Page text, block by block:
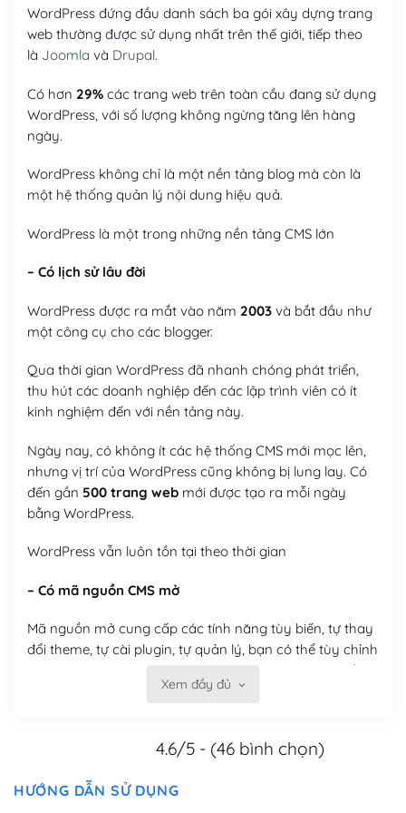
WordPress đứng đầu danh sách ba gói xây dựng trang
web thường được sử dụng nhất trên thế giới, tiếp theo
là Joomla và Drupal.
Có hơn 29%các trang web trên toàn cầu đang sử dụng
WordPress, với số lượng không ngừng tăng lên hàng
ngày.
WordPress không chỉ là một nền tảng blog mà còn là
một hệ thống quản lý nội dung hiệu quả.
WordPress là một trong những nền tảng CMS lớn
– Có lịch sử lâu đời
WordPress được ra mắt vào năm 2003và bắt đầu như
một công cụ cho các blogger.
Qua thời gian WordPress đã nhanh chóng phát triển,
thu hút các doanh nghiệp đến các lập trình viên có ít
kinh nghiệm đến với nền tảng này.
Ngày nay, có không ít các hệ thống CMS mới mọc lên,
nhưng vị trí của WordPress cũng không bị lung lay. Có
đến gần 500 trang webmới được tạo ra mỗi ngày
bằng WordPress.
WordPress vẫn luôn tồn tại theo thời gian
– Có mã nguồn CMS mở
Mã nguồn mở cung cấp các tính năng tùy biến, tự thay
đổi theme, tự cài plugin, tự quản lý, bạn có thể tùy chỉnh
nó theo ý bạn mà không phải sử dụng dịch vụ tại bất
Có thể tùy biến trên website WordPress
Xem đầy đủ
4.6/5 - (46 bình chọn)
HƯỚNG DẪN SỬ DỤNG